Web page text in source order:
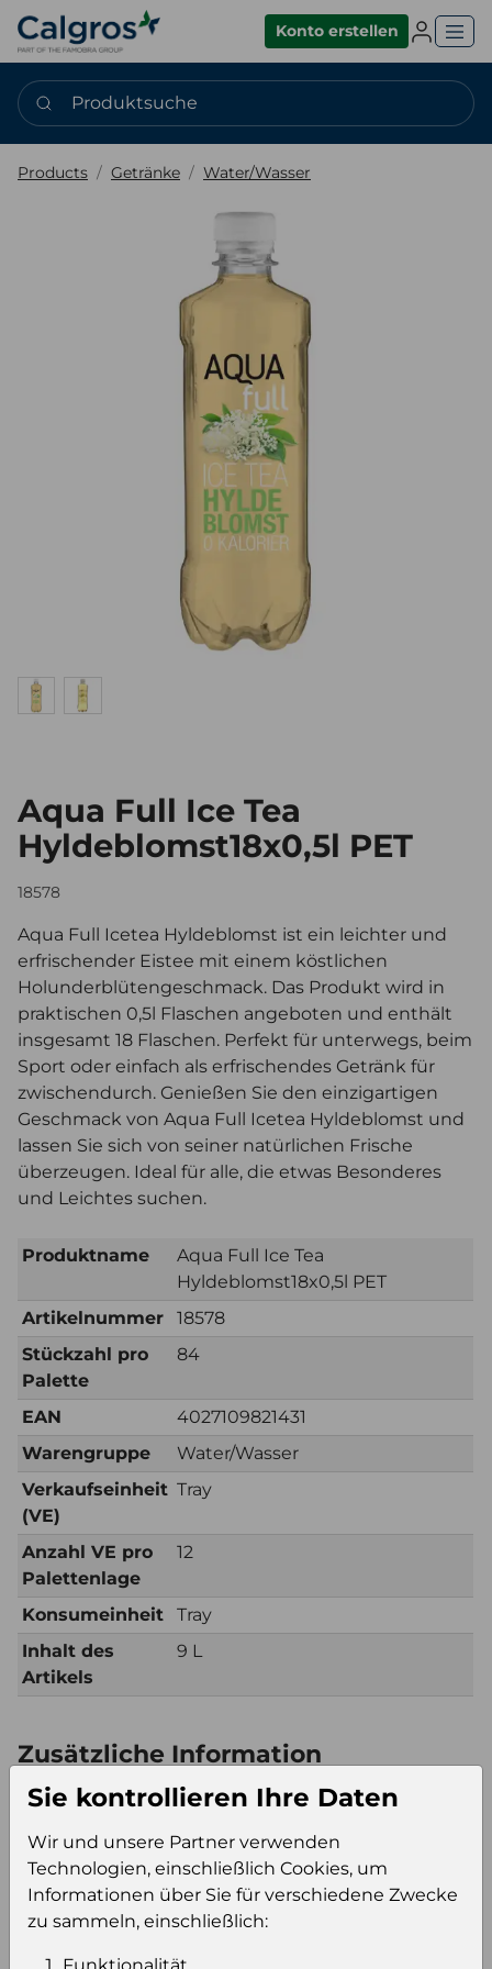
Konto erstellen
Produktsuche
Products Getränke Water/Wasser
Aqua Full Ice Tea
Hyldeblomst18x0,5l PET
18578
Aqua Full Icetea Hyldeblomst ist ein leichter und
erfrischender Eistee mit einem köstlichen
Holunderblütengeschmack. Das Produkt wird in
praktischen 0,5l Flaschen angeboten und enthält
insgesamt 18 Flaschen. Perfekt für unterwegs, beim
Sport oder einfach als erfrischendes Getränk für
zwischendurch. Genießen Sie den einzigartigen
Geschmack von Aqua Full Icetea Hyldeblomst und
lassen Sie sich von seiner natürlichen Frische
überzeugen. Ideal für alle, die etwas Besonderes
und Leichtes suchen.
Produktname
Aqua Full Ice Tea
Hyldeblomst18x0,5l PET
Artikelnummer
18578
Stückzahl pro
Palette
84
EAN
4027109821431
Warengruppe
Water/Wasser
Verkaufseinheit
(VE)
Tray
Anzahl VE pro
Palettenlage
12
Konsumeinheit
Tray
Inhalt des
Artikels
9 L
Zusätzliche Information
Verkaufseinheit Tray
Verkaufseinheit
pro Palette
84
Konsumeinheit
Tray
Stückzahl pro
Palette
84
Sie kontrollieren Ihre Daten
Wir und unsere Partner verwenden
Technologien, einschließlich Cookies, um
Informationen über Sie für verschiedene Zwecke
zu sammeln, einschließlich: